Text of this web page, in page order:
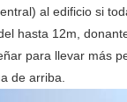
al edificio si
hasta 12m,
para llevar más
de arriba.